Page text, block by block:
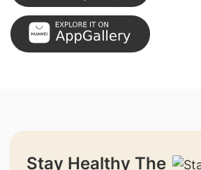
Stay Healthy The